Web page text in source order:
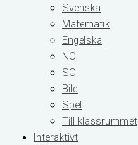
Svenska
Matematik
Engelska
NO
SO
Bild
Spel
Till klassrummet
Interaktivt